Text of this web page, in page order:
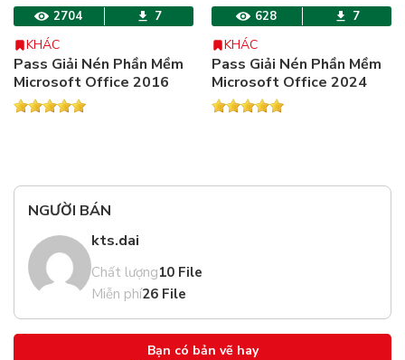
2704 7
KHÁC
Pass Giải Nén Phần Mềm
Microsoft Office 2016
628 7
KHÁC
Pass Giải Nén Phần Mềm
Microsoft Office 2024
NGƯỜI BÁN
kts.dai
Chất lượng10 File
Miễn phí26 File
Bạn có bản vẽ hay